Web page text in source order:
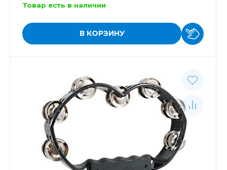
Товар есть в наличии
В КОРЗИНУ